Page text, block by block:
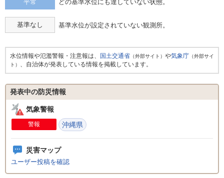
平常 どの基準水位にも達していない状態。
基準なし 基準水位が設定されていない観測所。
水位情報や氾濫警報・注意報は、 国土交通省 （外部サイト） や気象庁 （外部サイ
ト） 、自治体が発表している情報を掲載しています。
発表中の防災情報
気象警報
警報 沖縄県
災害マップ
ユーザー投稿を確認